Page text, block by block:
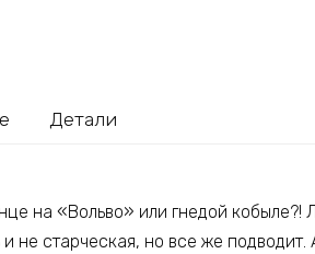
Детали
на «Вольво» или гнедой кобыле?!
не старческая, но все же